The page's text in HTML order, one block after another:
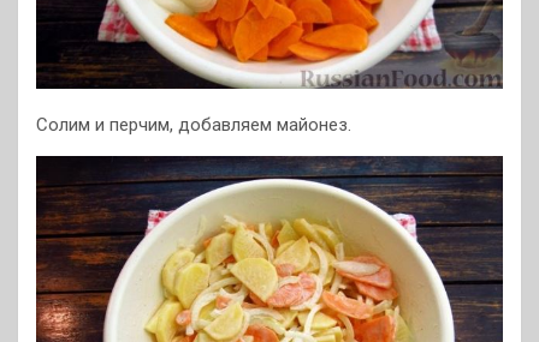
Солим и перчим, добавляем майонез.